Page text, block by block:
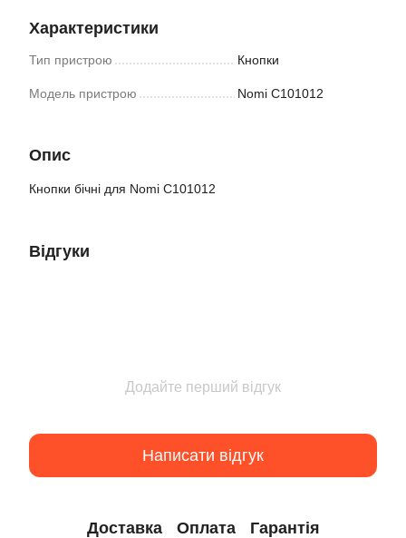
Характеристики
Тип пристрою Кнопки
Модель пристрою Nomi C101012
Опис
Кнопки бічні для Nomi C101012
Відгуки
Додайте перший відгук
Написати відгук
Доставка Оплата Гарантія